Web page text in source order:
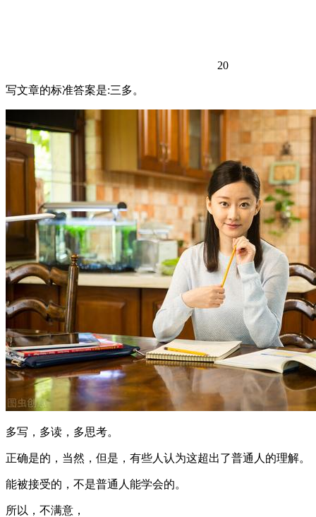
20
写文章的标准答案是:三多。
多写，多读，多思考。
正确是的，当然，但是，有些人认为这超出了普通人的理解。
能被接受的，不是普通人能学会的。
所以，不满意，